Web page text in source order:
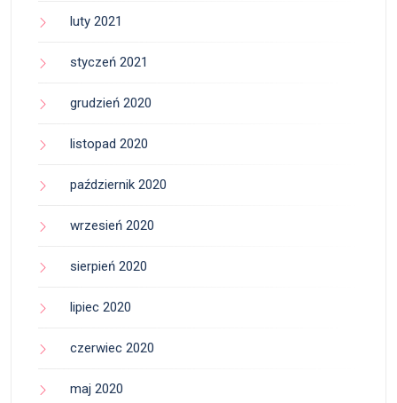
luty 2021
styczeń 2021
grudzień 2020
listopad 2020
październik 2020
wrzesień 2020
sierpień 2020
lipiec 2020
czerwiec 2020
maj 2020